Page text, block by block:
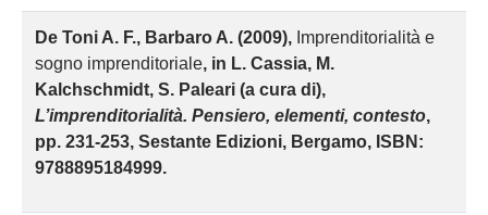
De Toni A. F., Barbaro A. (2009), Imprenditorialità e
sogno imprenditoriale, in L. Cassia, M.
Kalchschmidt, S. Paleari (a cura di),
L’imprenditorialità. Pensiero, elementi, contesto,
pp. 231-253, Sestante Edizioni, Bergamo, ISBN:
9788895184999.